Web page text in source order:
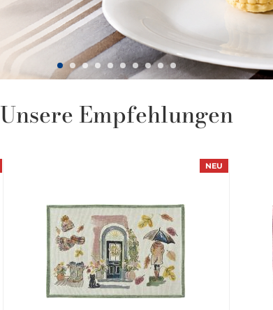
Unsere Empfehlungen
NEU